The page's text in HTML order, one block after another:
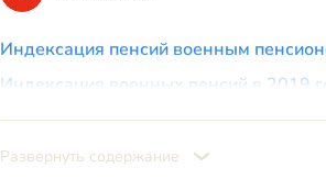
Индексация пенсий военным
Индексация военных пенсий в 2019
Развернуть содержание